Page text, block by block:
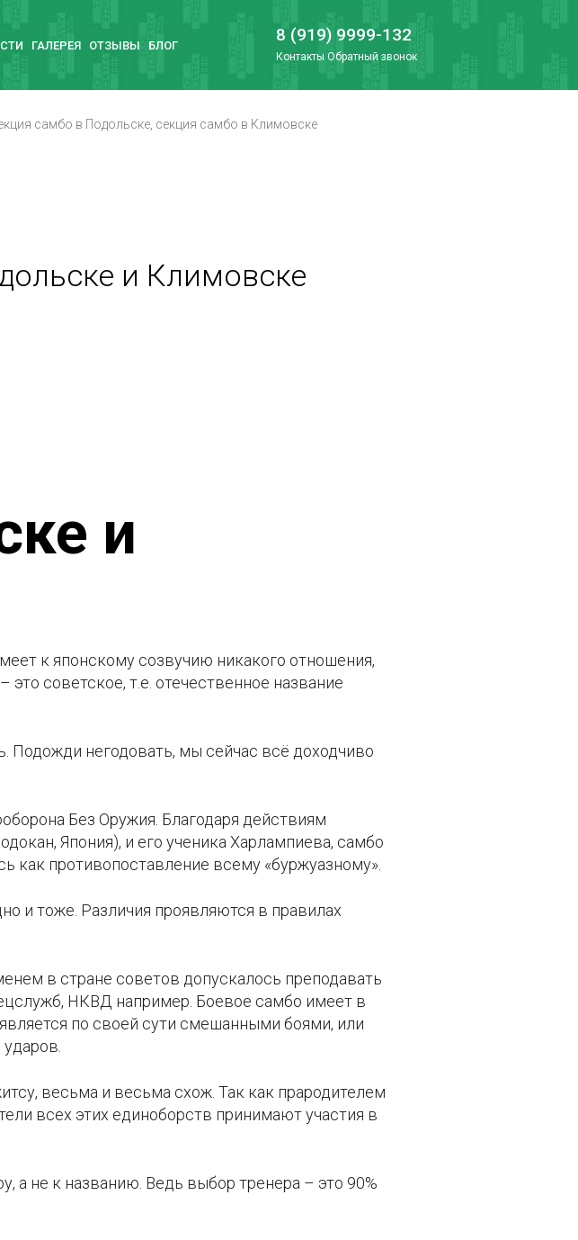
ГАЛЕРЕЯ ОТЗЫВЫ БЛОГ
8 (919) 9999-132
Контакты Обратный звонок
самбо в Подольске, секция самбо в Климовске
и Климовске
и
к японскому созвучию никакого отношения,
– это советское, т.е. отечественное название
Подожди негодовать, мы сейчас всё доходчиво
Без Оружия. Благодаря действиям
Япония), и его ученика Харлампиева, самбо
как противопоставление всему «буржуазному».
и тоже. Различия проявляются в правилах
в стране советов допускалось преподавать
НКВД например. Боевое самбо имеет в
по своей сути смешанными боями, или
весьма и весьма схож. Так как прародителем
всех этих единоборств принимают участия в
а не к названию. Ведь выбор тренера – это 90%